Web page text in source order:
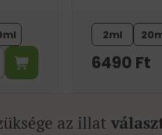
2ml
6490 Ft
az illat